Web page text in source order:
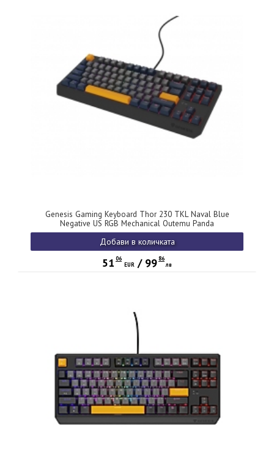
Genesis Gaming Keyboard Thor 230 TKL Naval Blue
Negative US RGB Mechanical Outemu Panda
Добави в количката
51 06
EUR / 9986
лв